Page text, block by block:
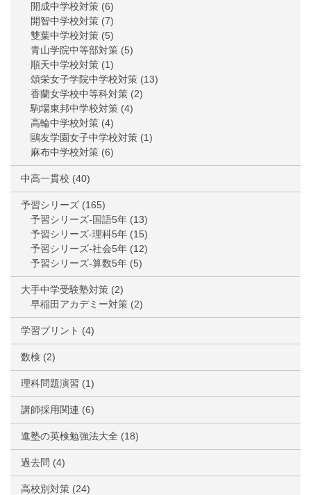
開成中学校対策 (6)
開智中学校対策 (7)
雙葉中学校対策 (5)
青山学院中等部対策 (5)
順天中学校対策 (1)
頌栄女子学院中学校対策 (13)
香蘭女学校中等科対策 (2)
駒場東邦中学校対策 (4)
高輪中学校対策 (4)
鷗友学園女子中学校対策 (1)
麻布中学校対策 (6)
中高一貫校 (40)
予習シリーズ (165)
予習シリーズ-国語5年 (13)
予習シリーズ-理科5年 (15)
予習シリーズ-社会5年 (12)
予習シリーズ-算数5年 (5)
大手中学受験塾対策 (2)
早稲田アカデミー対策 (2)
学習プリント (4)
数検 (2)
理科問題演習 (1)
講師採用関連 (6)
進塾の英検勉強法大全 (18)
過去問 (4)
高校別対策 (24)